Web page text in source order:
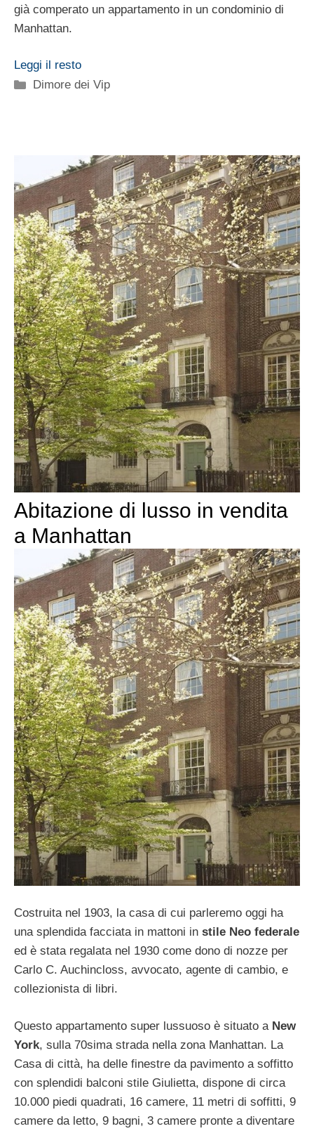
già comperato un appartamento in un condominio di
Manhattan.
Leggi il resto
Categorie
Dimore dei Vip
Abitazione di lusso in vendita
a Manhattan
Costruita nel 1903, la casa di cui parleremo oggi ha
una splendida facciata in mattoni in stile Neo federale
ed è stata regalata nel 1930 come dono di nozze per
Carlo C. Auchincloss, avvocato, agente di cambio, e
collezionista di libri.
Questo appartamento super lussuoso è situato aNew
York, sulla 70sima strada nella zona Manhattan. La
Casa di città, ha delle finestre da pavimento a soffitto
con splendidi balconi stile Giulietta, dispone di circa
10.000 piedi quadrati, 16 camere, 11 metri di soffitti, 9
camere da letto, 9 bagni, 3 camere pronte a diventare